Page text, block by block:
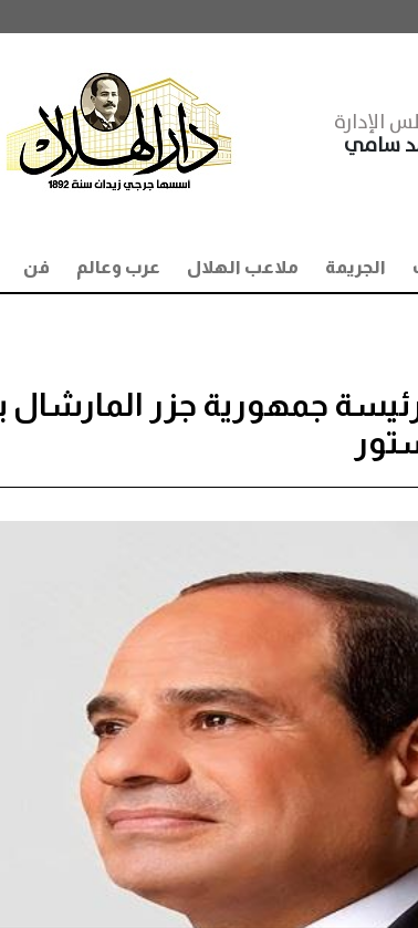
الإدارة
سامي
الجريمة ملاعب الهلال عرب وعالم فن
جمهورية جزر المارشال